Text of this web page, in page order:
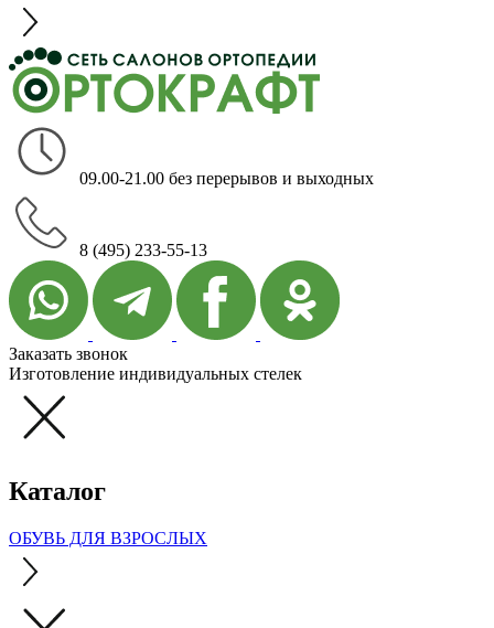
09.00-21.00 без перерывов и выходных
8 (495) 233-55-13
Заказать звонок
Изготовление индивидуальных стелек
Каталог
ОБУВЬ ДЛЯ ВЗРОСЛЫХ